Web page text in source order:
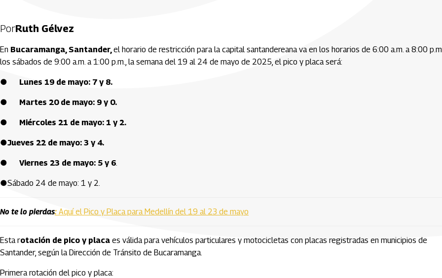
PorRuth Gélvez
En Bucaramanga, Santander,el horario de restricción para la capital santandereana va en los horarios de 6:00 a.m. a 8:00
los sábados de 9:00 a.m. a 1:00 p.m., la semana del 19 al 24 de mayo de 2025, el pico y placa será:
● Lunes 19 de mayo: 7 y 8.
● Martes 20 de mayo: 9 y 0.
● Miércoles 21 de mayo: 1 y 2.
●Jueves 22 de mayo: 3 y 4.
● Viernes 23 de mayo: 5 y 6.
●Sábado 24 de mayo: 1 y 2.
No te lo pierdas: Aquí el Pico y Placa para Medellín del 19 al 23 de mayo
Esta rotación de pico y placa es válida para vehículos particulares y motocicletas con placas registradas en municipios de
Santander, según la Dirección de Tránsito de Bucaramanga.
Primera rotación del pico y placa: